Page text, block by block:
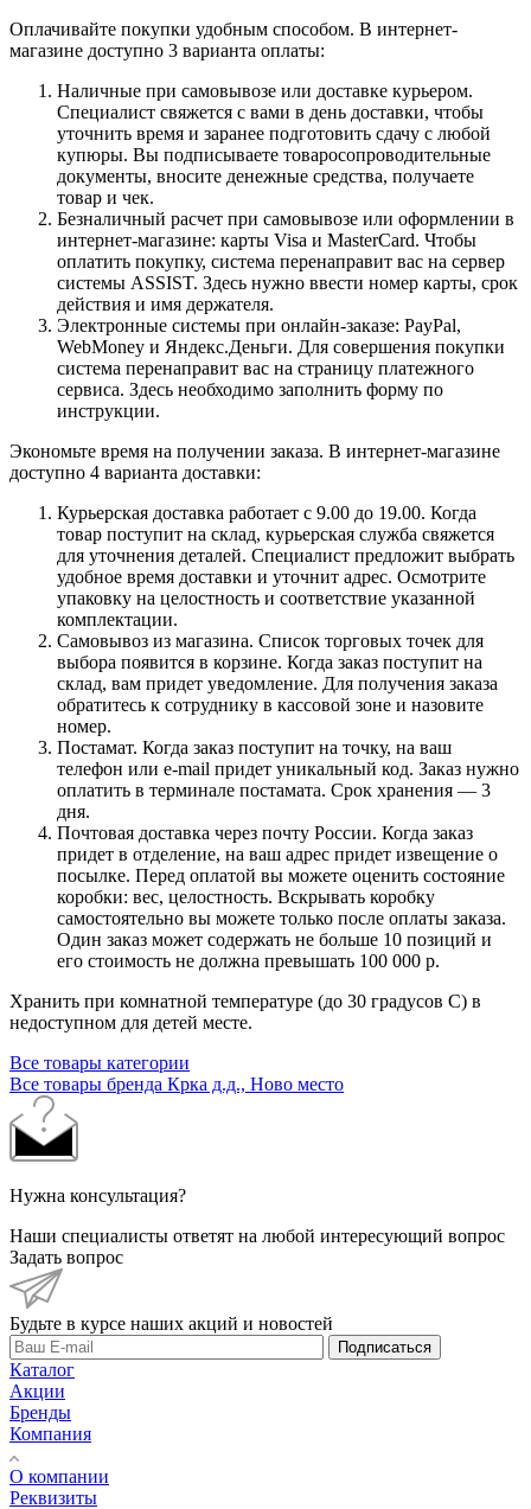
Оплачивайте покупки удобным способом. В интернет-
магазине доступно 3 варианта оплаты:
Наличные при самовывозе или доставке курьером.
Специалист свяжется с вами в день доставки, чтобы
уточнить время и заранее подготовить сдачу с любой
купюры. Вы подписываете товаросопроводительные
документы, вносите денежные средства, получаете
товар и чек.
Безналичный расчет при самовывозе или оформлении в
интернет-магазине: карты Visa и MasterCard. Чтобы
оплатить покупку, система перенаправит вас на сервер
системы ASSIST. Здесь нужно ввести номер карты, срок
действия и имя держателя.
Электронные системы при онлайн-заказе: PayPal,
WebMoney и Яндекс.Деньги. Для совершения покупки
система перенаправит вас на страницу платежного
сервиса. Здесь необходимо заполнить форму по
инструкции.
Экономьте время на получении заказа. В интернет-магазине
доступно 4 варианта доставки:
Курьерская доставка работает с 9.00 до 19.00. Когда
товар поступит на склад, курьерская служба свяжется
для уточнения деталей. Специалист предложит выбрать
удобное время доставки и уточнит адрес. Осмотрите
упаковку на целостность и соответствие указанной
комплектации.
Самовывоз из магазина. Список торговых точек для
выбора появится в корзине. Когда заказ поступит на
склад, вам придет уведомление. Для получения заказа
обратитесь к сотруднику в кассовой зоне и назовите
номер.
Постамат. Когда заказ поступит на точку, на ваш
телефон или e-mail придет уникальный код. Заказ нужно
оплатить в терминале постамата. Срок хранения — 3
дня.
Почтовая доставка через почту России. Когда заказ
придет в отделение, на ваш адрес придет извещение о
посылке. Перед оплатой вы можете оценить состояние
коробки: вес, целостность. Вскрывать коробку
самостоятельно вы можете только после оплаты заказа.
Один заказ может содержать не больше 10 позиций и
его стоимость не должна превышать 100 000 р.
Хранить при комнатной температуре (до 30 градусов С) в
недоступном для детей месте.
Все товары категории
Все товары бренда Крка д.д., Ново место
Нужна консультация?
Наши специалисты ответят на любой интересующий вопрос
Задать вопрос
Будьте в курсе наших акций и новостей
Подписаться
Каталог
Акции
Бренды
Компания
О компании
Реквизиты